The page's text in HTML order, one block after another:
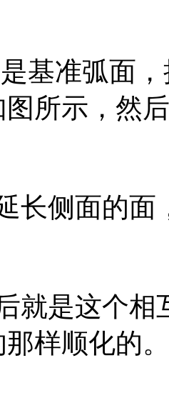
基准弧面
所示，然
长侧面的
就是这个相
样顺化的。